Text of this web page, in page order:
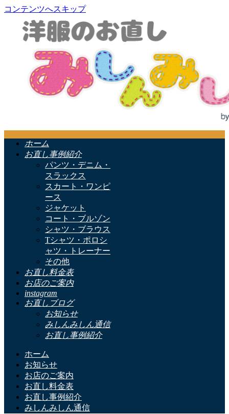
コンテンツへスキップ
ホーム
お直し事例紹介
パンツ・デニム・
スラックス
スカート・ワンピ
ース
ジャケット
コート・ブルゾン
シャツ・ブラウス
Tシャツ・ポロシ
ャツ・トレーナー
その他
お直し料金表
お店のご案内
instagram
お直しブログ
お知らせ
みしんみしん通信
お直し事例紹介
ホーム
お知らせ
お店のご案内
お直し料金表
お直し事例紹介
みしんみしん通信